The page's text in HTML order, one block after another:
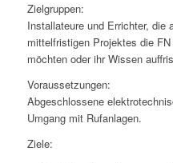
Zielgruppen:
Installateure und Errichter, die
mittelfristigen Projektes die
möchten oder ihr Wissen
Voraussetzungen:
Abgeschlossene
Umgang mit Rufanlagen.
Ziele: